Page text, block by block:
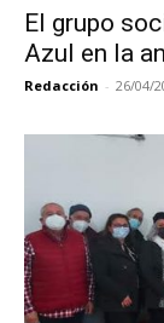
El grupo
Azul en la
Redacción - 26/04/